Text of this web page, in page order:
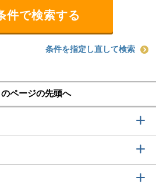
条件を指定し直して検索
のページの先頭へ